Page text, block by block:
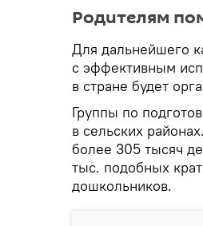
Родителям
Для дальнейшего
с эффективным
в стране будет
Группы по
в сельских
более 305 тысяч
тыс. подобных
дошкольников.